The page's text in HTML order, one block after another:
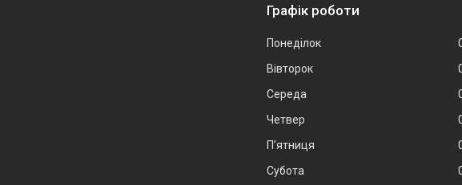
Графік роботи
Понеділок
Вівторок
Середа
Четвер
Пʼятниця
Субота